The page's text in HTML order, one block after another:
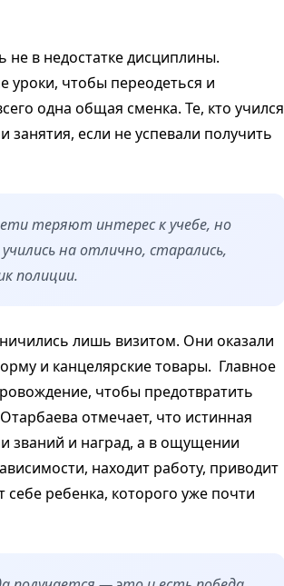
не в недостатке дисциплины.
уроки, чтобы переодеться и
одна общая сменка. Те, кто учился
занятия, если не успевали получить
теряют интерес к учебе, но
на отлично, старались,
полиции.
лишь визитом. Они оказали
и канцелярские товары. Главное
чтобы предотвратить
отмечает, что истинная
званий и наград, а в ощущении
находит работу, приводит
ребенка, которого уже почти